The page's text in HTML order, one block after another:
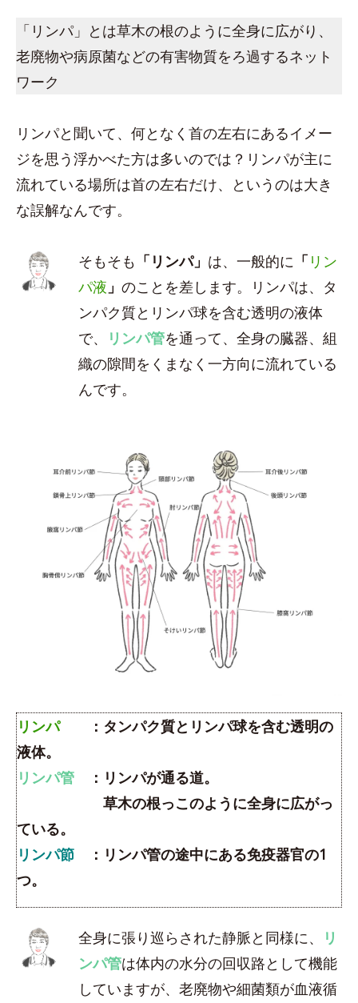
「リンパ」とは草木の根のように全身に広がり、
老廃物や病原菌などの有害物質をろ過するネット
ワーク
リンパと聞いて、何となく首の左右にあるイメー
ジを思う浮かべた方は多いのでは？リンパが主に
流れている場所は首の左右だけ、というのは大き
な誤解なんです。
そもそも 「リンパ」 は、一般的に 「 リン
パ液 」のことを差します。リンパは、タ
ンパク質とリンパ球を含む透明の液体
で、
リンパ管を通って、全身の臓器、組
織の隙間をくまなく一方向に流れている
んです。
リンパ：タンパク質とリンパ球を含む透明の
液体。
リンパ管 ：リンパが通る道。
草木の根っこのように全身に広がっ
ている。
リンパ節 ：リンパ管の途中にある免疫器官の1
つ。
全身に張り巡らされた静脈と同様に、
リ
ンパ管は体内の水分の回収路として機能
していますが、老廃物や細菌類が血液循